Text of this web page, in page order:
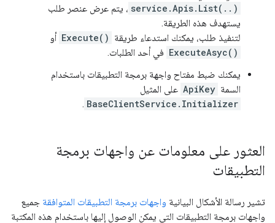
service.Apis.List(..) ، يتم عرض عنصر طلب
يستهدف هذه الطريقة.
لتنفيذ طلب، يمكنك استدعاء طريقة Execute() أو
ExecuteAsyc() في أحد الطلبات.
يمكنك ضبط مفتاح واجهة برمجة التطبيقات باستخدام
السمة ApiKey على المثيل
BaseClientService.Initializer
.
العثور على معلومات عن واجهات برمجة
التطبيقات
تشير رسالة الأشكال البيانية واجهات برمجة التطبيقات المتوافقة جميع
واجهات برمجة التطبيقات التي يمكن الوصول إليها باستخدام هذه المكتبة